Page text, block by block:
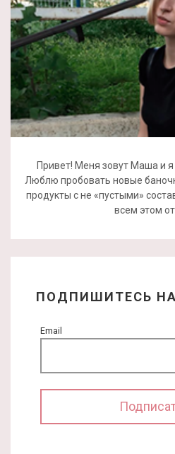
Привет! Меня зовут Маша и
Люблю пробовать новые
продукты с не «пустыми»
всем этом
ПОДПИШИТЕСЬ
Email